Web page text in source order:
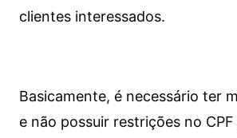
clientes interessados.
Basicamente, é necessário ter
e não possuir restrições no